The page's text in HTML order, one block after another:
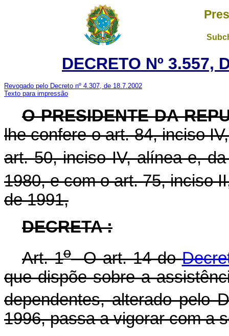
DECRETO Nº 3.557,
Revogado pelo Decreto nº 4.307, de 18.7.2002
Texto para impressão
O PRESIDENTE DA
lhe confere o art. 84, inciso
art. 50, inciso IV, alínea e,
1980, e com o art. 75, inciso
de 1991,
DECRETA :
Art. 1oO art. 14 do
que dispõe sobre a
dependentes, alterado pelo
1996, passa a vigorar com a